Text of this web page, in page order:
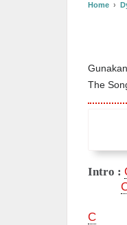
Home ›
Gunakan
The
Intro :
C